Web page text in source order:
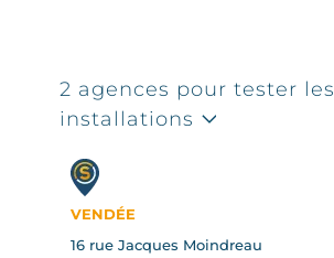
2 agences pour tester les
installations
VENDÉE
16 rue Jacques Moindreau